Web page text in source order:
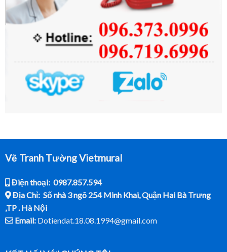
Vẽ Tranh Tường Vietmural
Điện thoại: 0987.857.594
Địa Chỉ: Số nhà 3 ngõ 254 Minh Khai, Quận Hai Bà Trưng
,TP . Hà Nội
Email:Dotiendat.18.08.1994@gmail.com